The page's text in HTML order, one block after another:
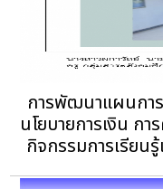
การพัฒนาแผนการ
นโยบายการเงิน ก
กิจกรรมการเรียน